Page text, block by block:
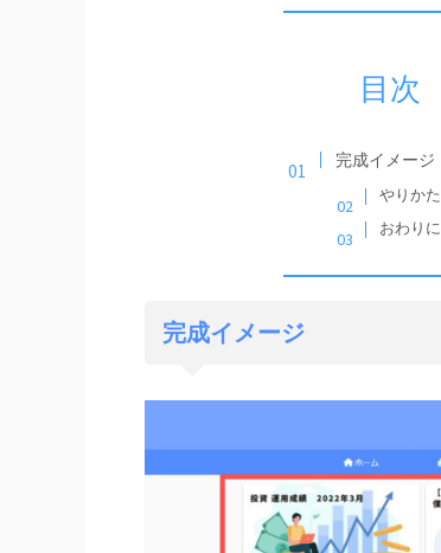
目次
完成イメージ
やりかた
おわりに
完成イメージ